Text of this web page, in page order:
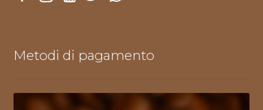
Metodi di pagamento